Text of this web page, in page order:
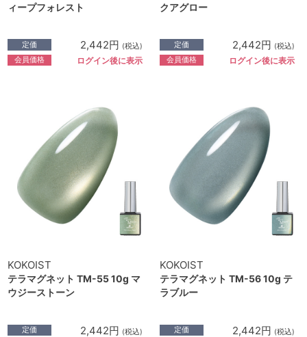
ィープフォレスト
定価 2,442円 (税込)
会員価格 ログイン後に表示
クアグロー
定価 2,442円 (税込)
会員価格 ログイン後に表示
KOKOIST
テラマグネット TM-55 10g マ
ウジーストーン
定価 2,442円 (税込)
KOKOIST
テラマグネット TM-56 10g テ
ラブルー
定価 2,442円 (税込)